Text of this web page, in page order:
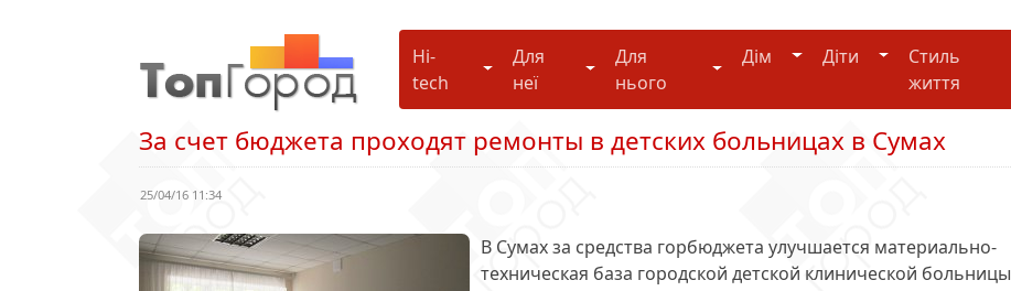
Hi-
tech
Hi-tech
Для
неї
Для неї
Для
нього
Для нього
Дім Дім Діти ДітиСтиль
життя
За счет бюджета проходят ремонты в детских больницах в Сумах
25/04/16 11:34
В Сумах за средства горбюджета улучшается материально-
техническая база городской детской клинической больницы